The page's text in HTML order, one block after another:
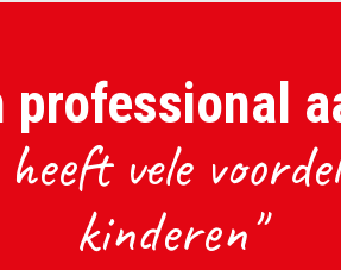
professional
vele
kinderen"